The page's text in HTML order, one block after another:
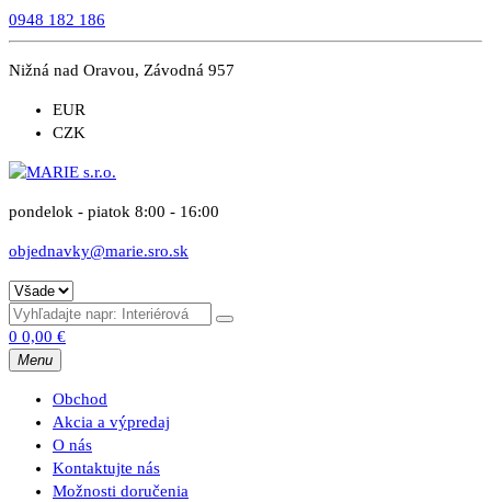
0948 182 186
Nižná nad Oravou, Závodná 957
EUR
CZK
pondelok - piatok 8:00 - 16:00
objednavky@marie.sro.sk
0 0,00 €
Menu
Obchod
Akcia a výpredaj
O nás
Kontaktujte nás
Možnosti doručenia